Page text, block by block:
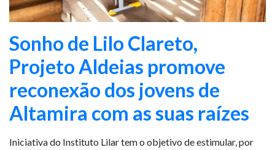
Sonho de Lilo Clareto,
Projeto Aldeias promove
reconexão dos jovens de
Altamira com as suas raízes
Iniciativa do Instituto Lilar tem o objetivo de estimular, por